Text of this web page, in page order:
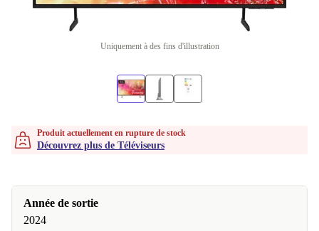
Uniquement à des fins d'illustration
Produit actuellement en rupture de stock
Découvrez plus de Téléviseurs
Année de sortie
2024